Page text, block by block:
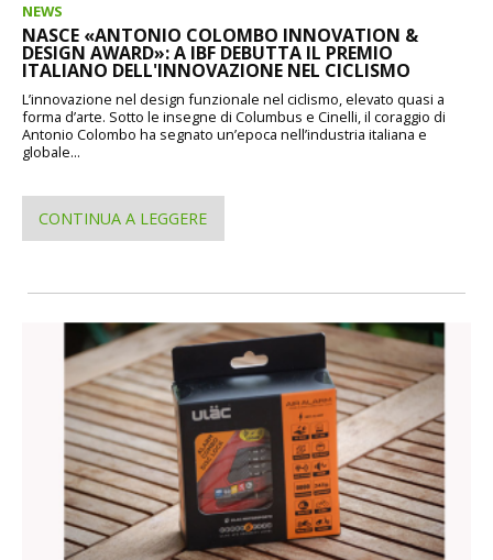
NEWS
NASCE «ANTONIO COLOMBO INNOVATION &
DESIGN AWARD»: A IBF DEBUTTA IL PREMIO
ITALIANO DELL'INNOVAZIONE NEL CICLISMO
L’innovazione nel design funzionale nel ciclismo, elevato quasi a
forma d’arte. Sotto le insegne di Columbus e Cinelli, il coraggio di
Antonio Colombo ha segnato un’epoca nell’industria italiana e
globale...
CONTINUA A LEGGERE